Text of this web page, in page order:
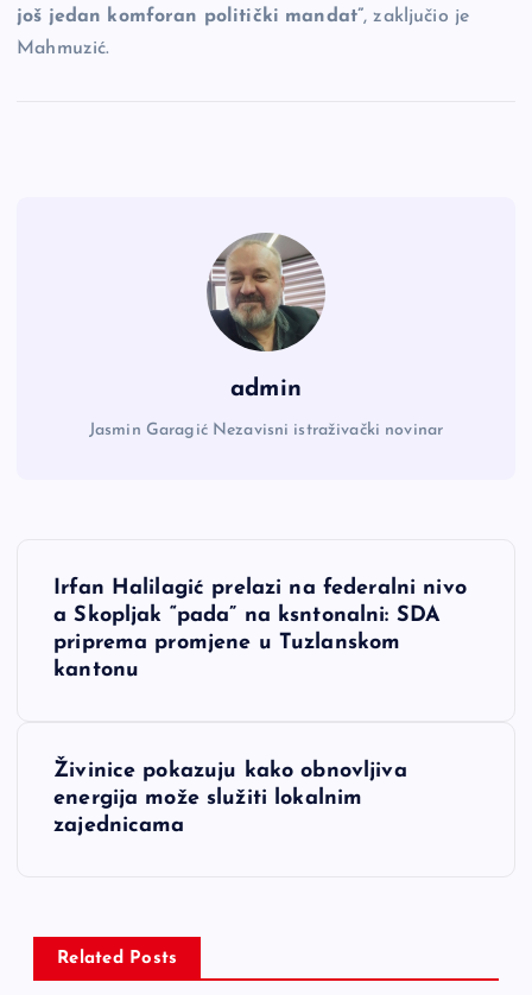
još jedan komforan politički mandat”, zaključio je
Mahmuzić.
admin
Jasmin Garagić Nezavisni istraživački novinar
NIrfan Halilagić prelazi na federalni nivo
a Skopljak “pada” na ksntonalni: SDA
priprema promjene u Tuzlanskom
kantonu
Živinice pokazuju kako obnovljiva
energija može služiti lokalnim
zajednicama
Related Posts